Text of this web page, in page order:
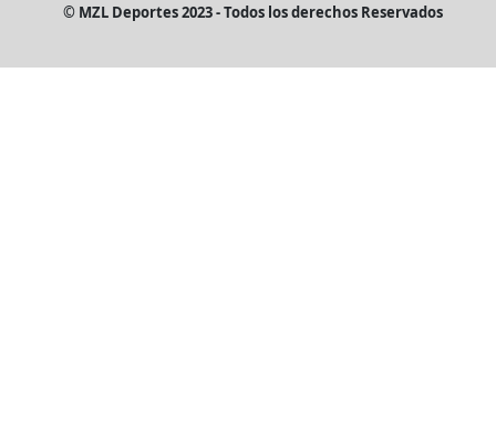
© MZL Deportes 2023 - Todos los derechos Reservados